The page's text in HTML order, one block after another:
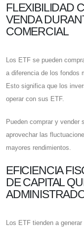
FLEXIBILIDAD
VENDA
COMERCIAL
Los ETF se pueden
a diferencia de los fondos
Esto significa que los
operar con sus ETF.
Pueden comprar y vender
aprovechar las
mayores rendimientos.
EFICIENCIA
DE CAPITAL
Los ETF tienden a